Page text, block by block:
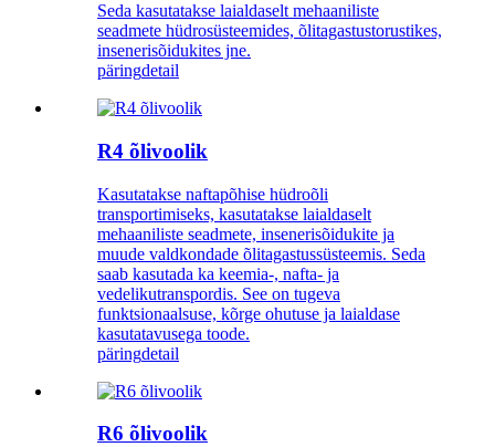
Seda kasutatakse laialdaselt mehaaniliste
seadmete hüdrosüsteemides, õlitagastustorustikes,
insenerisõidukites jne.
päringdetail
R4 õlivoolik
Kasutatakse naftapõhise hüdroõli
transportimiseks, kasutatakse laialdaselt
mehaaniliste seadmete, insenerisõidukite ja
muude valdkondade õlitagastussüsteemis. Seda
saab kasutada ka keemia-, nafta- ja
vedelikutranspordis. See on tugeva
funktsionaalsuse, kõrge ohutuse ja laialdase
kasutatavusega toode.
päringdetail
R6 õlivoolik